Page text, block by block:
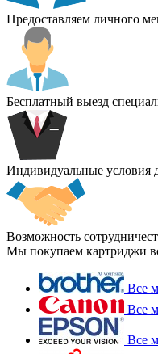
Предоставляем личного
Бесплатный выезд
Индивидуальные условия
Возможность
Мы покупаем картриджи
Все
Все
Все